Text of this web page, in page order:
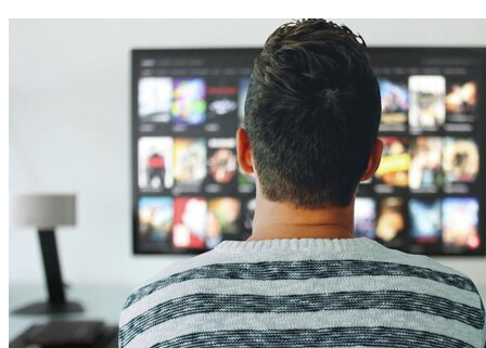
Backhaul
Automatische Segmentierung
Frag deine Daten
Affinity
Produktempfehlungs-API
PRODUKTE
Live